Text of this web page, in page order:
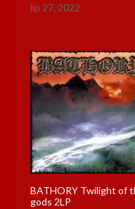
lip 27, 2022
BATHORY Twilight of
gods 2LP